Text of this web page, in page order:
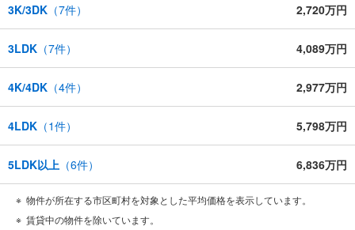
3K/3DK （7件） 2,720万円
3LDK （7件） 4,089万円
4K/4DK （4件） 2,977万円
4LDK （1件） 5,798万円
5LDK以上 （6件） 6,836万円
物件が所在する市区町村を対象とした平均価格を表示しています。
賃貸中の物件を除いています。